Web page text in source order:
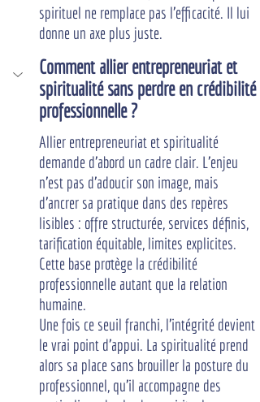
spirituel ne remplace pas l'efficacité. Il lui
donne un axe plus juste.
Comment allier entrepreneuriat et
spiritualité sans perdre en crédibilité
professionnelle ?
Allier entrepreneuriat et spiritualité
demande d'abord un cadre clair. L'enjeu
n'est pas d'adoucir son image, mais
d'ancrer sa pratique dans des repères
lisibles : offre structurée, services définis,
tarification équitable, limites explicites.
Cette base protège la crédibilité
professionnelle autant que la relation
humaine.
Une fois ce seuil franchi, l'intégrité devient
le vrai point d'appui. La spiritualité prend
alors sa place sans brouiller la posture du
professionnel, qu'il accompagne des